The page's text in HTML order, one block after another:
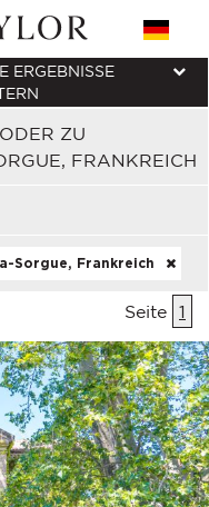
ZU
FRANKREICH
ERGEBNISSE
Sorgue, Frankreich
Seite 1